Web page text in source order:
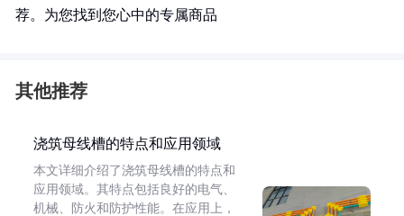
荐。为您找到您心中的专属商品
其他推荐
浇筑母线槽的特点和应用领域
本文详细介绍了浇筑母线槽的特点和
应用领域。其特点包括良好的电气、
机械、防火和防护性能。在应用上，